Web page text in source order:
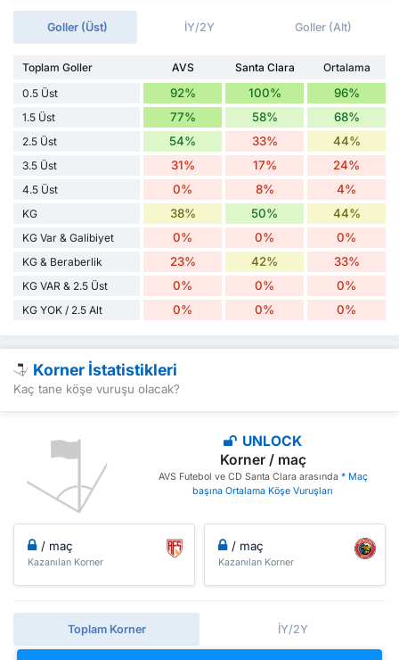
Goller (Üst) İY/2Y Goller (Alt)
Toplam Goller AVS Santa Clara
Ortalama
0.5 Üst
92% 100% 96%
1.5 Üst 77% 58% 68%
2.5 Üst 54% 33% 44%
3.5 Üst 31% 17% 24%
4.5 Üst 0% 8% 4%
KG 38% 50% 44%
KG Var & Galibiyet 0% 0% 0%
KG & Beraberlik 23% 42% 33%
KG VAR & 2.5 Üst 0% 0% 0%
KG YOK / 2.5 Alt 0% 0% 0%
Korner İstatistikleri
Kaç tane köşe vuruşu olacak?
UNLOCK
Korner / maç
AVS Futebol ve CD Santa Clara arasında * Maç
başına Ortalama Köşe Vuruşları
/ maç
Kazanılan Korner
/ maç
Kazanılan Korner
Toplam Korner İY/2Y